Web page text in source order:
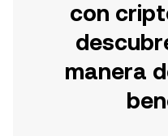
con
manera